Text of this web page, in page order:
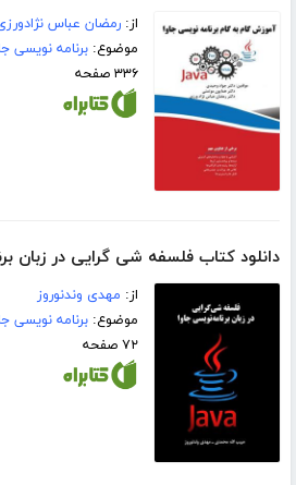
از:رمضان عباس
موضوع:برنامه نویسی
۳۳۶ صفحه
دانلود کتاب فلسفه شی گرایی در زبان
از: مهدی وندنوروز
موضوع:برنامه نویسی
۷۲ صفحه